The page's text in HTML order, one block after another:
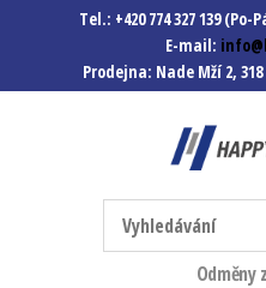
Tel.: +420 774 327 139
E-mail:
Prodejna: Nade Mží 2,
Happymodel.cz
Odměny